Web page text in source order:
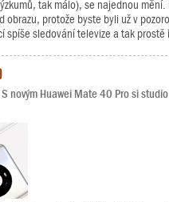
tak málo), se najednou mění.
obrazu, protože byste byli už v
spíše sledování televize a tak prostě
novým Huawei Mate 40 Pro si